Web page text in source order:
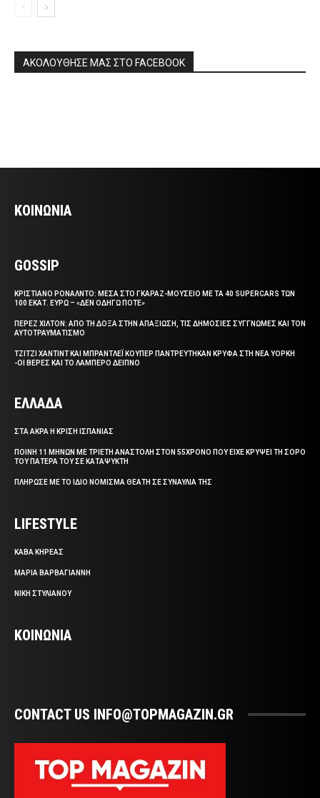
ΑΚΟΛΟΥΘΗΣΕ ΜΑΣ ΣΤΟ FACEBOOK
ΚΟΙΝΩΝΙΑ
GOSSIP
ΚΡΙΣΤΙΑΝΟ ΡΟΝΑΛΝΤΟ: ΜΕΣΑ ΣΤΟ ΓΚΑΡΑΖ-ΜΟΥΣΕΙΟ ΜΕ ΤΑ 40 SUPERCARS ΤΩΝ
100 ΕΚΑΤ. ΕΥΡΩ – «ΔΕΝ ΟΔΗΓΩ ΠΟΤΕ»
ΠΕΡΕΖ ΧΙΛΤΟΝ: ΑΠΟ ΤΗ ΔΟΞΑ ΣΤΗΝ ΑΠΑΞΙΩΣΗ, ΤΙΣ ΔΗΜΟΣΙΕΣ ΣΥΓΓΝΩΜΕΣ ΚΑΙ ΤΟΝ
ΑΥΤΟΤΡΑΥΜΑΤΙΣΜΟ
ΤΖΙΤΖΙ ΧΑΝΤΙΝΤ ΚΑΙ ΜΠΡΑΝΤΛΕΪ ΚΟΥΠΕΡ ΠΑΝΤΡΕΥΤΗΚΑΝ ΚΡΥΦΑ ΣΤΗ ΝΕΑ ΥΟΡΚΗ
-ΟΙ ΒΕΡΕΣ ΚΑΙ ΤΟ ΛΑΜΠΕΡΟ ΔΕΙΠΝΟ
ΕΛΛΑΔΑ
ΣΤΑ ΑΚΡΑ Η ΚΡΙΣΗ ΙΣΠΑΝΙΑΣ
ΠΟΙΝΗ 11 ΜΗΝΩΝ ΜΕ ΤΡΙΕΤΗ ΑΝΑΣΤΟΛΗ ΣΤΟΝ 55ΧΡΟΝΟ ΠΟΥ ΕΙΧΕ ΚΡΥΨΕΙ ΤΗ ΣΟΡΟ
ΤΟΥ ΠΑΤΕΡΑ ΤΟΥ ΣΕ ΚΑΤΑΨΥΚΤΗ
ΠΛΗΡΩΣΕ ΜΕ ΤΟ ΙΔΙΟ ΝΟΜΙΣΜΑ ΘΕΑΤΗ ΣΕ ΣΥΝΑΥΛΙΑ ΤΗΣ
LIFESTYLE
ΚΑΒΑ ΚΗΡΕΑΣ
ΜΑΡΙΑ ΒΑΡΒΑΓΙΑΝΝΗ
ΝΙΚΗ ΣΤΥΛΙΑΝΟΥ
ΚΟΙΝΩΝΙΑ
CONTACT US INFO@TOPMAGAZIN.GR